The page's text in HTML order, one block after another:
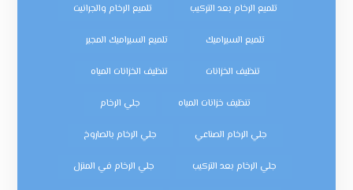
تلميع الرخام بعد التركيب تلميع الرخام والجرانيت
تلميع السيراميك تلميع السيراميك المجير
تنظيف الخزانات تنظيف الخزانات المياه
تنظيف خزانات المياه جلي الرخام
جلي الرخام الصناعي جلي الرخام بالصاروخ
جلي الرخام بعد التركيب جلي الرخام في المنزل